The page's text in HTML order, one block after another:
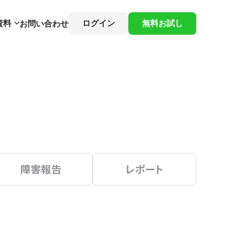
料 お問い合わせ ログイン 無料お試し
障害報告 レポート